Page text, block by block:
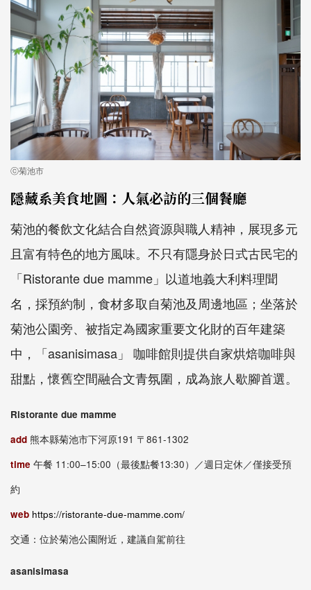
ⓒ菊池市
隱藏系美食地圖：人氣必訪的三個餐廳
菊池的餐飲文化結合自然資源與職人精神，展現多元
且富有特色的地方風味。不只有隱身於日式古民宅的
「Ristorante due mamme」以道地義大利料理聞
名，採預約制，食材多取自菊池及周邊地區；坐落於
菊池公園旁、被指定為國家重要文化財的百年建築
中，「asanisimasa」 咖啡館則提供自家烘焙咖啡與
甜點，懷舊空間融合文青氛圍，成為旅人歇腳首選。
Ristorante due mamme
add 熊本縣菊池市下河原191 〒861-1302
time 午餐 11:00–15:00（最後點餐13:30）／週日定休／僅接受預
約
web https://ristorante-due-mamme.com/
交通：位於菊池公園附近，建議自駕前往
asanisimasa